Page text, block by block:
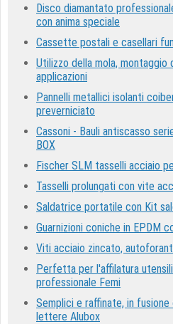
Disco diamantato
con anima speciale
Cassette postali e casellari
Utilizzo della mola,
applicazioni
Pannelli metallici isolanti
preverniciato
Cassoni - Bauli antiscasso
BOX
Fischer SLM tasselli acciaio
Tasselli prolungati con vite
Saldatrice portatile con Kit
Guarnizioni coniche in EPDM
Viti acciaio zincato,
Perfetta per l'affilatura
professionale Femi
Semplici e raffinate, in
lettere Alubox